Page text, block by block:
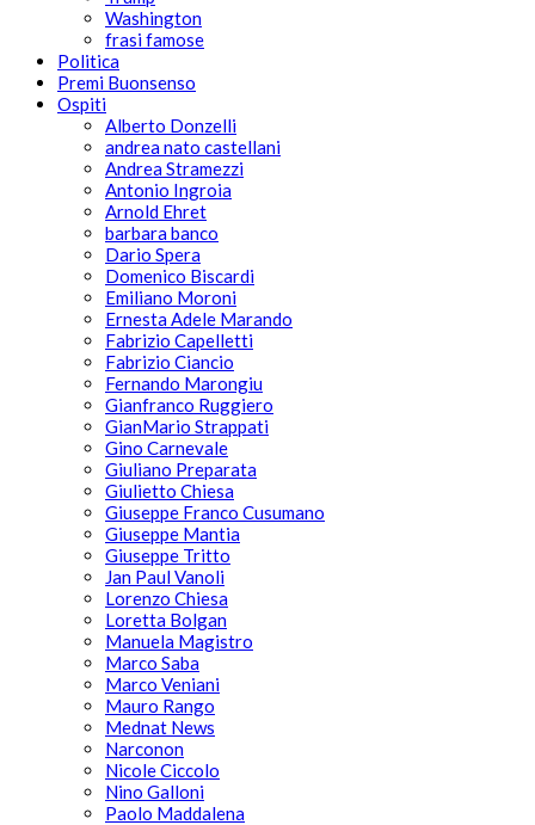
Washington
frasi famose
Politica
Premi Buonsenso
Ospiti
Alberto Donzelli
andrea nato castellani
Andrea Stramezzi
Antonio Ingroia
Arnold Ehret
barbara banco
Dario Spera
Domenico Biscardi
Emiliano Moroni
Ernesta Adele Marando
Fabrizio Capelletti
Fabrizio Ciancio
Fernando Marongiu
Gianfranco Ruggiero
GianMario Strappati
Gino Carnevale
Giuliano Preparata
Giulietto Chiesa
Giuseppe Franco Cusumano
Giuseppe Mantia
Giuseppe Tritto
Jan Paul Vanoli
Lorenzo Chiesa
Loretta Bolgan
Manuela Magistro
Marco Saba
Marco Veniani
Mauro Rango
Mednat News
Narconon
Nicole Ciccolo
Nino Galloni
Paolo Maddalena